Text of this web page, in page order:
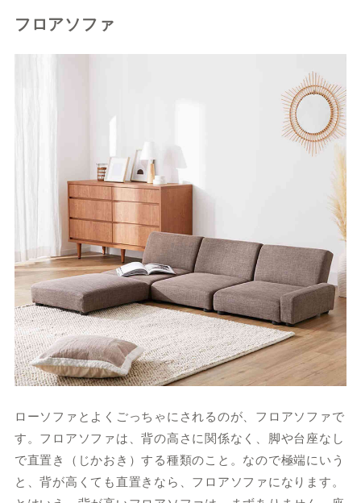
フロアソファ
ローソファとよくごっちゃにされるのが、フロアソファで
す。フロアソファは、背の高さに関係なく、脚や台座なし
で直置き（じかおき）する種類のこと。なので極端にいう
と、背が高くても直置きなら、フロアソファになります。